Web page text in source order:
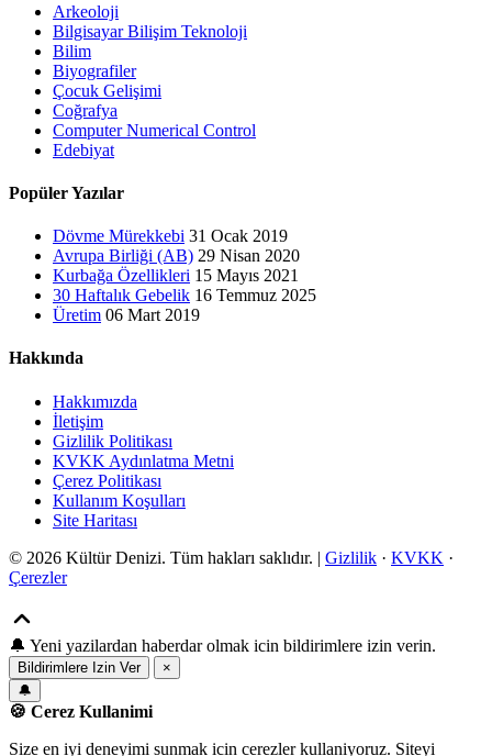
Arkeoloji
Bilgisayar Bilişim Teknoloji
Bilim
Biyografiler
Çocuk Gelişimi
Coğrafya
Computer Numerical Control
Edebiyat
Popüler Yazılar
Dövme Mürekkebi 31 Ocak 2019
Avrupa Birliği (AB) 29 Nisan 2020
Kurbağa Özellikleri 15 Mayıs 2021
30 Haftalık Gebelik 16 Temmuz 2025
Üretim 06 Mart 2019
Hakkında
Hakkımızda
İletişim
Gizlilik Politikası
KVKK Aydınlatma Metni
Çerez Politikası
Kullanım Koşulları
Site Haritası
© 2026 Kültür Denizi. Tüm hakları saklıdır. | Gizlilik · KVKK ·
Çerezler
🔔 Yeni yazilardan haberdar olmak icin bildirimlere izin verin.
Bildirimlere Izin Ver
×
🔔
🍪 Cerez Kullanimi
Size en iyi deneyimi sunmak icin cerezler kullaniyoruz. Siteyi